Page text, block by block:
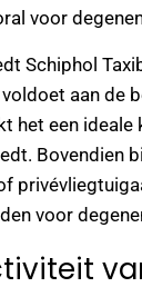
voor
Schiphol
aan de
het een
Bovendien
voor